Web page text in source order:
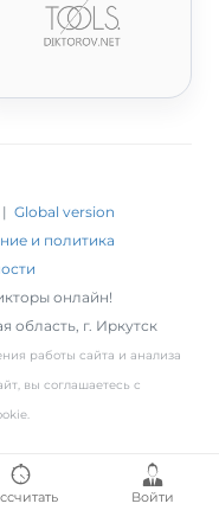
Global version
и политика
онлайн!
область, г. Иркутск
работы сайта и анализа
вы соглашаетесь с
Войти